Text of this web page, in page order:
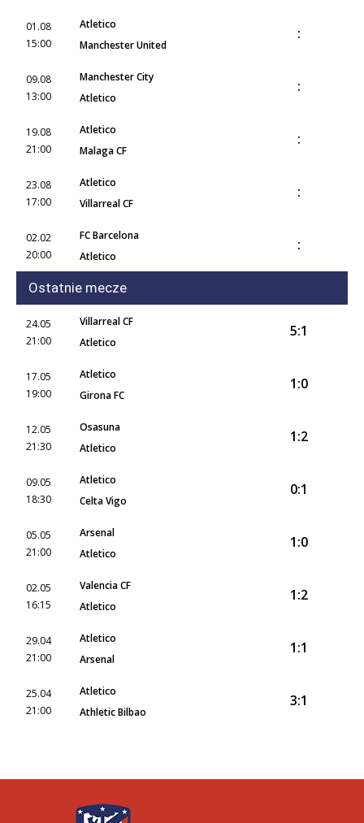
01.08
15:00
Atletico
Manchester United
:
09.08
13:00
Manchester City
Atletico
:
19.08
21:00
Atletico
Malaga CF
:
23.08
17:00
Atletico
Villarreal CF
:
02.02
20:00
FC Barcelona
Atletico
:
Ostatnie mecze
24.05
21:00
Villarreal CF
Atletico
5:1
17.05
19:00
Atletico
Girona FC
1:0
12.05
21:30
Osasuna
Atletico
1:2
09.05
18:30
Atletico
Celta Vigo
0:1
05.05
21:00
Arsenal
Atletico
1:0
02.05
16:15
Valencia CF
Atletico
1:2
29.04
21:00
Atletico
Arsenal
1:1
25.04
21:00
Atletico
Athletic Bilbao
3:1